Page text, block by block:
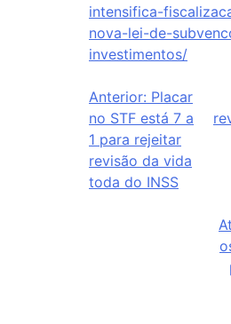
intensifica-
nova-lei-de-
investimentos/
Anterior: Placar
no STF está 7 a
1 para rejeitar
revisão da vida
toda do INSS